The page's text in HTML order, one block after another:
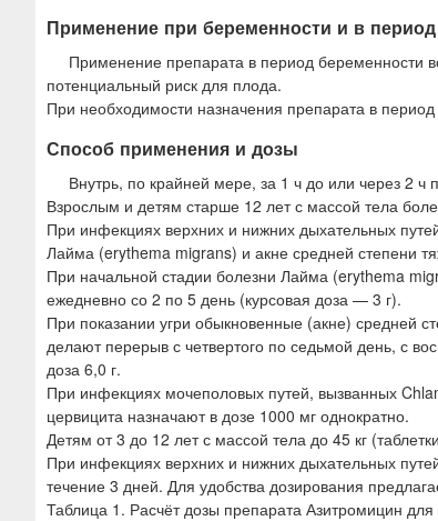
Применение при беременности и в
Применение препарата в период беременности
потенциальный риск для плода.
При необходимости назначения препарата в
Способ применения и дозы
Внутрь, по крайней мере, за 1 ч до или через 2 ч
Взрослым и детям старше 12 лет с массой тела
При инфекциях верхних и нижних дыхательных
Лайма (erythema migrans) и акне средней степени
При начальной стадии болезни Лайма (erythema
ежедневно со 2 по 5 день (курсовая доза — 3 г).
При показании угри обыкновенные (акне) средней
делают перерыв с четвертого по седьмой день, с
доза 6,0 г.
При инфекциях мочеполовых путей, вызванных
цервицита назначают в дозе 1000 мг однократно.
Детям от 3 до 12 лет с массой тела до 45 кг
При инфекциях верхних и нижних дыхательных
течение 3 дней. Для удобства дозирования
Таблица 1. Расчёт дозы препарата Азитромицин